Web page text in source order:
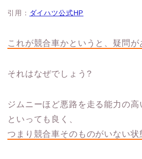
引用： ダイハツ公式HP
これが競合車かというと、疑問が
それはなぜでしょう?
ジムニーほど悪路を走る能力の
といっても良く、
つまり競合車そのものがいない状